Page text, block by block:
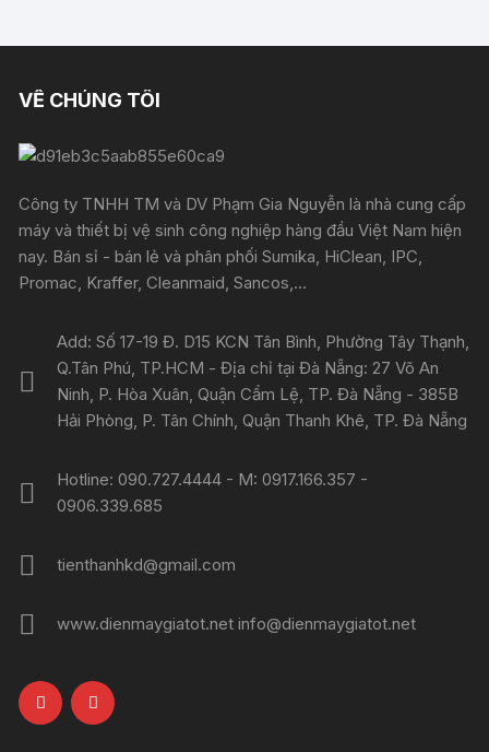
VỀ CHÚNG TÔI
Công ty TNHH TM và DV Phạm Gia Nguyễn là nhà cung cấp
máy và thiết bị vệ sinh công nghiệp hàng đầu Việt Nam hiện
nay. Bán sỉ - bán lẻ và phân phối Sumika, HiClean, IPC,
Promac, Kraffer, Cleanmaid, Sancos,...
Add: Số 17-19 Đ. D15 KCN Tân Bình, Phường Tây Thạnh,
Q.Tân Phú, TP.HCM - Địa chỉ tại Đà Nẵng: 27 Võ An
Ninh, P. Hòa Xuân, Quận Cẩm Lệ, TP. Đà Nẵng - 385B
Hải Phòng, P. Tân Chính, Quận Thanh Khê, TP. Đà Nẵng
Hotline: 090.727.4444 - M: 0917.166.357 -
0906.339.685
tienthanhkd@gmail.com
www.dienmaygiatot.net info@dienmaygiatot.net